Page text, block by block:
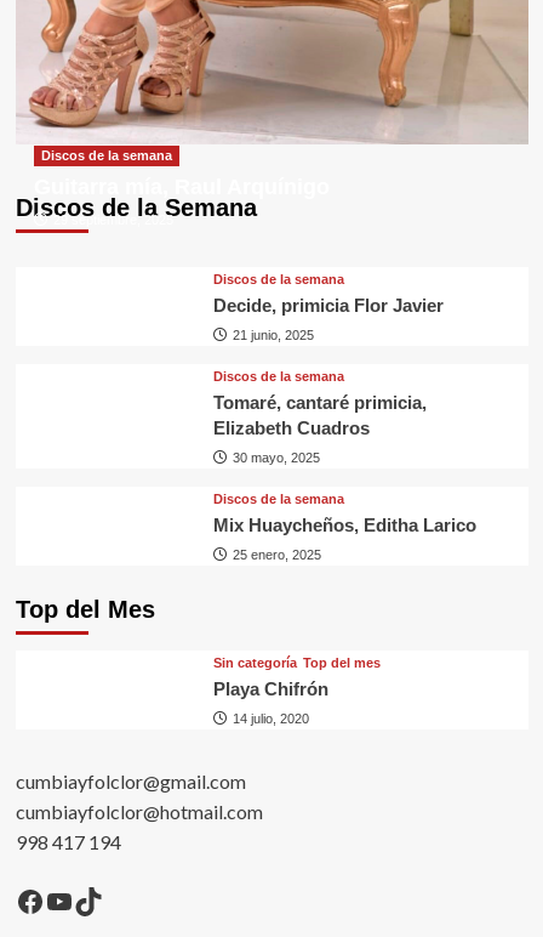
Discos de la Semana
Discos de la semana
29 septiembre, 2025
Discos de la semana
Decide, primicia Flor Javier
21 junio, 2025
Discos de la semana
Tomaré, cantaré primicia,
Elizabeth Cuadros
30 mayo, 2025
Discos de la semana
Mix Huaycheños, Editha Larico
25 enero, 2025
Top del Mes
Sin categorí­a Top del mes
Playa Chifrón
14 julio, 2020
cumbiayfolclor@gmail.com
cumbiayfolclor@hotmail.com
998 417 194
Facebook
YouTube
TikTok